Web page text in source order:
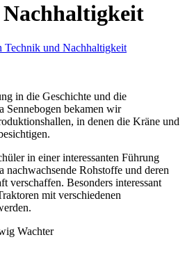
in die Geschichte und die
Sennebogen bekamen wir
in denen die Kräne und
in einer interessanten Führung
nachwachsende Rohstoffe und deren
verschaffen. Besonders interessant
mit verschiedenen
Wachter